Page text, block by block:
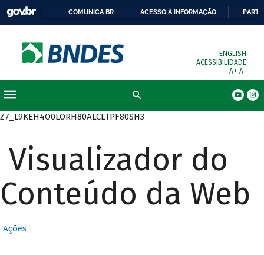
COMUNICA BR ACESSO À INFORMAÇÃO
ENGLISH
ACESSIBILIDADE
A+ A-
Z7_L9KEH4O0LORH80ALCLTPF80SH3
Visualizador do
Conteúdo da Web
Ações